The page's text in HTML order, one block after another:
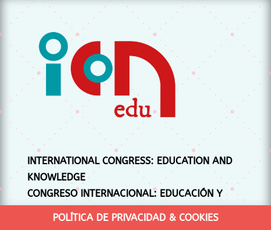
INTERNATIONAL CONGRESS: EDUCATION AND
KNOWLEDGE
CONGRESO INTERNACIONAL: EDUCACIÓN Y
CONOCIMIENTO
POLÍTICA DE PRIVACIDAD & COOKIES